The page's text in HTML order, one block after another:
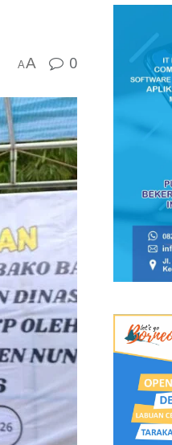
AA 0